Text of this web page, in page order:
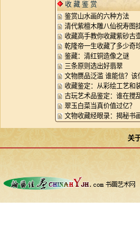
收 藏 鉴 赏
鉴赏山水画的六种方法
清代紫檀木雕八仙祝寿图
收藏高手教你收藏紫砂古
乾隆帝一生收藏了多少奇
鉴藏：清红铜造像之谜
三条原则选出好翡翠
文物赝品泛滥 谁能信？该
收藏鉴定：从彩绘工艺和
古玩艺术品鉴定：谁在搅
翠玉白菜当真价值过亿？
文物收藏经眼录：揭秘书
关